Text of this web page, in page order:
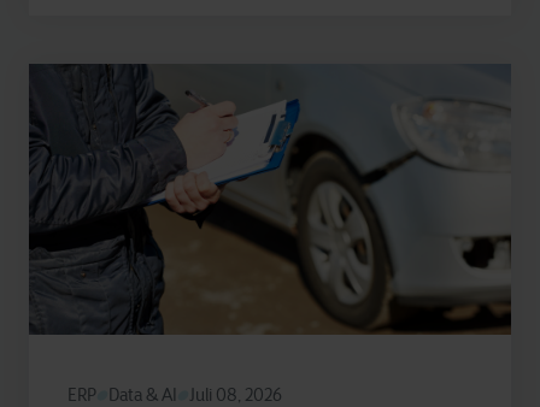
ERP Data & AI Juli 08, 2026